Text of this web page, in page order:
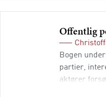
Offentlig
Bogen
partier,
aktører